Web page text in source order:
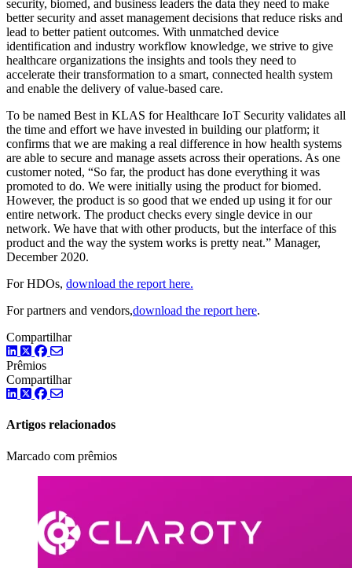
security, biomed, and business leaders the data they need to make
better security and asset management decisions that reduce risks and
lead to better patient outcomes. With unmatched device
identification and industry workflow knowledge, we strive to give
healthcare organizations the insights and tools they need to
accelerate their transformation to a smart, connected health system
and enable the delivery of value-based care.
To be named Best in KLAS for Healthcare IoT Security validates all
the time and effort we have invested in building our platform; it
confirms that we are making a real difference in how health systems
are able to secure and manage assets across their operations. As one
customer noted, “So far, the product has done everything it was
promoted to do. We were initially using the product for biomed.
However, the product is so good that we ended up using it for our
entire network. The product checks every single device in our
network. We have that with other products, but the interface of this
product and the way the system works is pretty neat.” Manager,
December 2020.
For HDOs, download the report here.
For partners and vendors,download the report here.
Compartilhar
LinkedIn
TwitterFacebook
Prêmios
Compartilhar
LinkedIn
TwitterFacebook
Artigos relacionados
Marcado com prêmios